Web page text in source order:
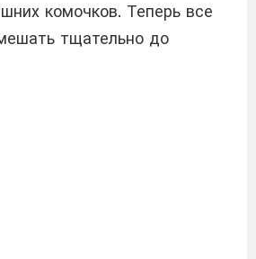
комочков. Теперь все
тщательно до